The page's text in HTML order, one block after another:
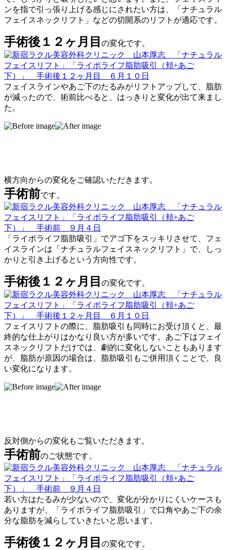
ンを指で引っ張り上げる感じにされたい方は、「ナチュラル
フェイスネックリフト」などの切開系のリフトが適応です。
手術後１２ヶ月目 の変化です。
フェイスラインやあご下のたるみがリフトアップして、脂肪
が減ったので、術前比べると、はっきりと変化が出て来まし
た。
横方向からの変化をご確認いただきます。
手術前です。
「ライポライフ脂肪吸引」でアゴ下をスッキリさせて、フェ
イスラインは「ナチュラルフェイスネックリフト」で、しっ
かりと引き上げるという方向性です。
手術後１２ヶ月目 の変化です。
フェイスリフトの際に、脂肪吸引も同時にお受け頂くと、最
終的な仕上がりはかなり良い方が多いです。あご下はフェイ
スネックリフトだけでは、劇的に変化しないこともあります
が、脂肪が原因の場合は、脂肪吸引もご併用頂くことで、良
い変化になります。
反対側からの変化もご覧いただきます。
手術前のご状態です。
若い方はたるみが少ないので、変化が分かりにくいケースも
ありますが、「ライポライフ脂肪吸引」で口角やあご下の余
分な脂肪を減らしていきたいと思います。
手術後１２ヶ月目 の変化です。